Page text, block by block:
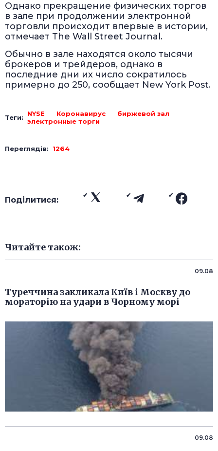
Однако прекращение физических торгов
в зале при продолжении электронной
торговли происходит впервые в истории,
отмечает The Wall Street Journal.
Обычно в зале находятся около тысячи
брокеров и трейдеров, однако в
последние дни их число сократилось
примерно до 250, сообщает New York Post.
Теги: NYSE Коронавирус
биржевой зал
электронные торги
Переглядів: 1264
Поділитися:
Читайте також:
09.08
Туреччина закликала Київ і Москву до
мораторію на удари в Чорному морі
09.08